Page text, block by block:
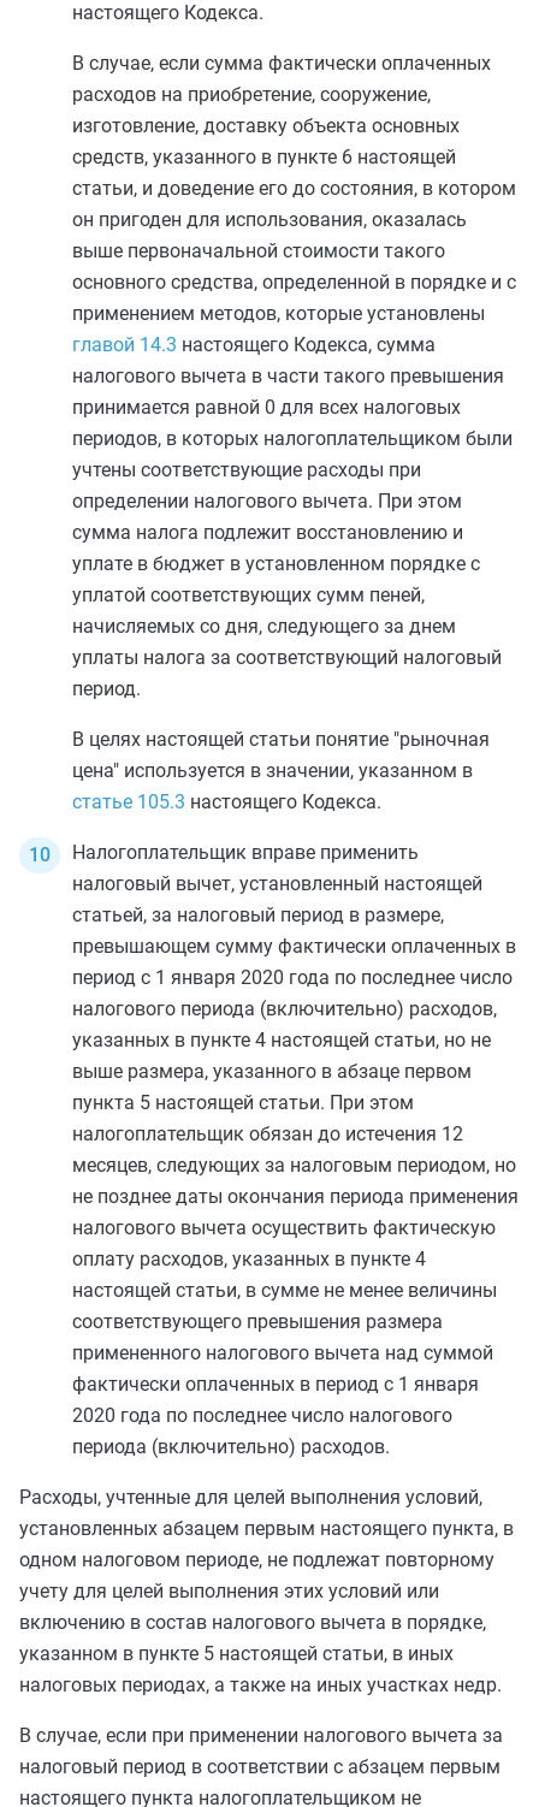
настоящего Кодекса.
В случае, если сумма фактически оплаченных
расходов на приобретение, сооружение,
изготовление, доставку объекта основных
средств, указанного в пункте 6 настоящей
статьи, и доведение его до состояния, в котором
он пригоден для использования, оказалась
выше первоначальной стоимости такого
основного средства, определенной в порядке и с
применением методов, которые установлены
главой 14.3 настоящего Кодекса, сумма
налогового вычета в части такого превышения
принимается равной 0 для всех налоговых
периодов, в которых налогоплательщиком были
учтены соответствующие расходы при
определении налогового вычета. При этом
сумма налога подлежит восстановлению и
уплате в бюджет в установленном порядке с
уплатой соответствующих сумм пеней,
начисляемых со дня, следующего за днем
уплаты налога за соответствующий налоговый
период.
В целях настоящей статьи понятие "рыночная
цена" используется в значении, указанном в
статье 105.3 настоящего Кодекса.
Налогоплательщик вправе применить
налоговый вычет, установленный настоящей
статьей, за налоговый период в размере,
превышающем сумму фактически оплаченных в
период с 1 января 2020 года по последнее число
налогового периода (включительно) расходов,
указанных в пункте 4 настоящей статьи, но не
выше размера, указанного в абзаце первом
пункта 5 настоящей статьи. При этом
налогоплательщик обязан до истечения 12
месяцев, следующих за налоговым периодом, но
не позднее даты окончания периода применения
налогового вычета осуществить фактическую
оплату расходов, указанных в пункте 4
настоящей статьи, в сумме не менее величины
соответствующего превышения размера
примененного налогового вычета над суммой
фактически оплаченных в период с 1 января
2020 года по последнее число налогового
периода (включительно) расходов.
Расходы, учтенные для целей выполнения условий,
установленных абзацем первым настоящего пункта, в
одном налоговом периоде, не подлежат повторному
учету для целей выполнения этих условий или
включению в состав налогового вычета в порядке,
указанном в пункте 5 настоящей статьи, в иных
налоговых периодах, а также на иных участках недр.
В случае, если при применении налогового вычета за
налоговый период в соответствии с абзацем первым
настоящего пункта налогоплательщиком не